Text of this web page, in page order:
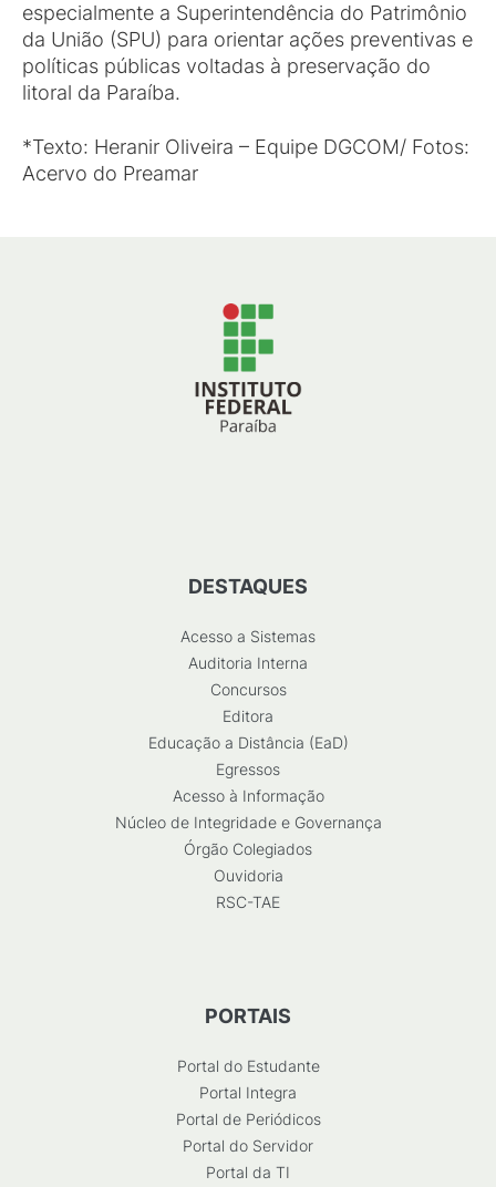
especialmente a Superintendência do Patrimônio
da União (SPU) para orientar ações preventivas e
políticas públicas voltadas à preservação do
litoral da Paraíba.
*Texto: Heranir Oliveira – Equipe DGCOM/ Fotos:
Acervo do Preamar
DESTAQUES
Acesso a Sistemas
Auditoria Interna
Concursos
Editora
Educação a Distância (EaD)
Egressos
Acesso à Informação
Núcleo de Integridade e Governança
Órgão Colegiados
Ouvidoria
RSC-TAE
PORTAIS
Portal do Estudante
Portal Integra
Portal de Periódicos
Portal do Servidor
Portal da TI